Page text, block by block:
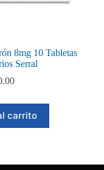
8mg 10 Tabletas
Serral
carrito